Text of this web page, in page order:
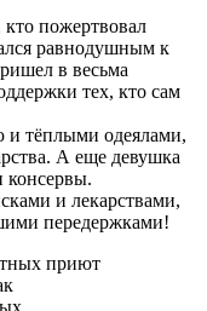
кто пожертвовал
равнодушным к
в весьма
тех, кто сам
и тёплыми одеялами,
А еще девушка
консервы.
и лекарствами,
передержками!